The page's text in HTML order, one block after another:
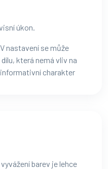
úkon.
V nastavení se může
která nemá vliv na
charakter
barev je lehce